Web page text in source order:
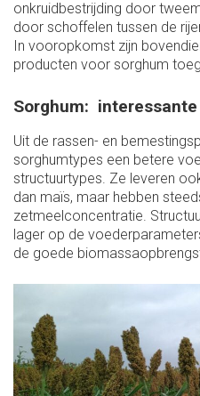
onkruidbestrijding door
door schoffelen tussen de
In vooropkomst zijn
producten voor sorghum
Sorghum:
Uit de rassen- en
sorghumtypes een betere
structuurtypes. Ze leveren
dan maïs, maar hebben
zetmeelconcentratie.
lager op de
de goede